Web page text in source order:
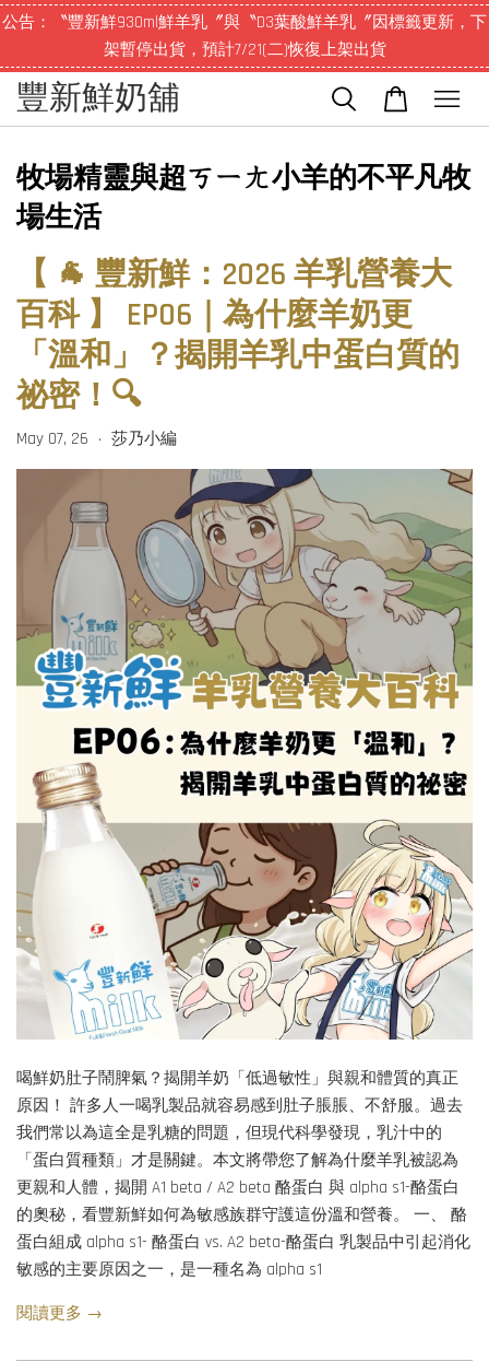
公告：〝豐新鮮930ml鮮羊乳〞與〝D3葉酸鮮羊乳〞因標籤更新，下
架暫停出貨，預計7/21(二)恢復上架出貨
豐新鮮奶舖
牧場精靈與超ㄎㄧㄤ小羊的不平凡牧
場生活
【 🐐 豐新鮮：2026 羊乳營養大
百科 】 EP06｜為什麼羊奶更
「溫和」？揭開羊乳中蛋白質的
祕密！🔍
May 07, 26 • 莎乃小編
喝鮮奶肚子鬧脾氣？揭開羊奶「低過敏性」與親和體質的真正
原因！ 許多人一喝乳製品就容易感到肚子脹脹、不舒服。過去
我們常以為這全是乳糖的問題，但現代科學發現，乳汁中的
「蛋白質種類」才是關鍵。本文將帶您了解為什麼羊乳被認為
更親和人體，揭開 A1 beta / A2 beta 酪蛋白 與 alpha s1-酪蛋白
的奧秘，看豐新鮮如何為敏感族群守護這份溫和營養。 一、 酪
蛋白組成 alpha s1- 酪蛋白 vs. A2 beta-酪蛋白 乳製品中引起消化
敏感的主要原因之一，是一種名為 alpha s1
閱讀更多 →